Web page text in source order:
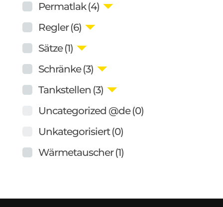
Permatlak (4)
Regler (6)
Sätze (1)
Schränke (3)
Tankstellen (3)
Uncategorized @de (0)
Unkategorisiert (0)
Wärmetauscher (1)